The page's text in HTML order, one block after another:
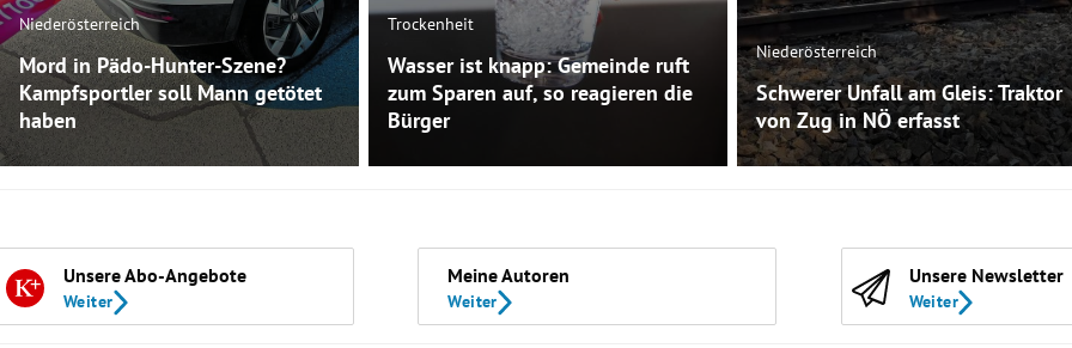
Niederösterreich
Mord in Pädo-Hunter-Szene?
Kampfsportler soll Mann getötet
haben
Trockenheit
Wasser ist knapp: Gemeinde ruft
zum Sparen auf, so reagieren die
Bürger
Niederösterreich
Schwerer Unfall am Gleis: Traktor
von Zug in NÖ erfasst
Unsere Abo-Angebote
Weiter
Meine Autoren
Weiter
Unsere Newsletter
Weiter